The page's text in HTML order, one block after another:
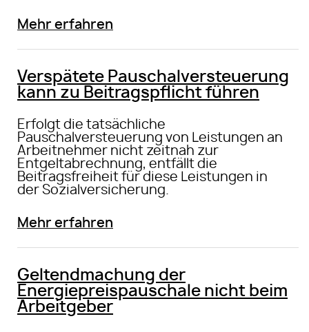
Mehr erfahren
Verspätete Pauschalversteuerung
kann zu Beitragspflicht führen
Erfolgt die tatsächliche
Pauschalversteuerung von Leistungen an
Arbeitnehmer nicht zeitnah zur
Entgeltabrechnung, entfällt die
Beitragsfreiheit für diese Leistungen in
der Sozialversicherung.
Mehr erfahren
Geltendmachung der
Energiepreispauschale nicht beim
Arbeitgeber